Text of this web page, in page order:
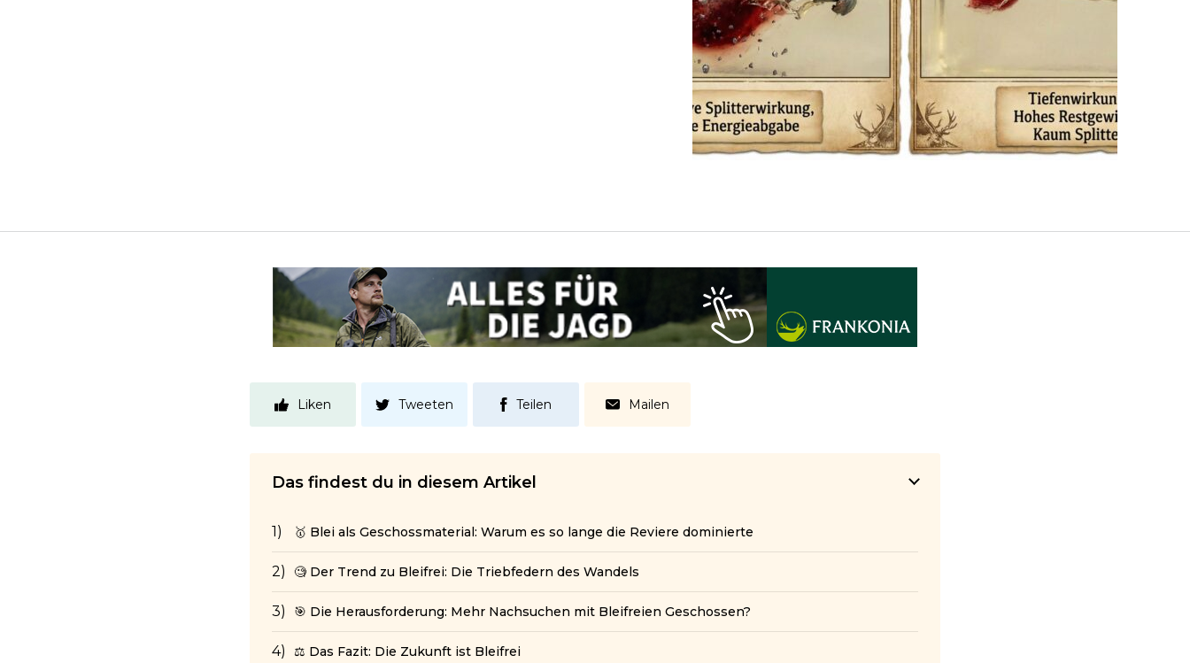
Liken Tweeten Teilen Mailen
Das findest du in diesem Artikel
🥇 Blei als Geschossmaterial: Warum es so lange die Reviere dominierte
🧐 Der Trend zu Bleifrei: Die Triebfedern des Wandels
🎯 Die Herausforderung: Mehr Nachsuchen mit Bleifreien Geschossen?
⚖️ Das Fazit: Die Zukunft ist Bleifrei